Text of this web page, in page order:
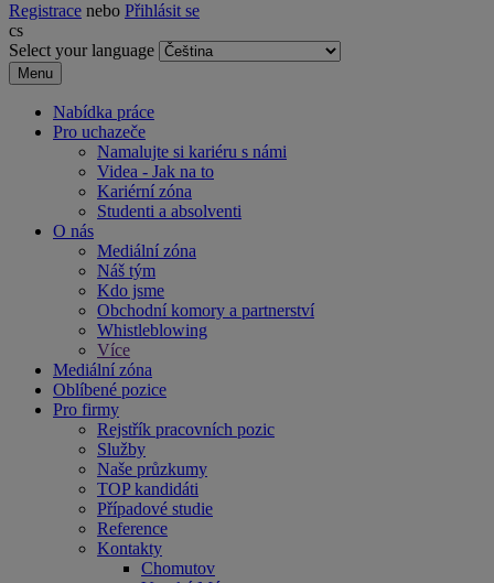
Registrace nebo Přihlásit se
cs
Select your language
Menu
Nabídka práce
Pro uchazeče
Namalujte si kariéru s námi
Videa - Jak na to
Kariérní zóna
Studenti a absolventi
O nás
Mediální zóna
Náš tým
Kdo jsme
Obchodní komory a partnerství
Whistleblowing
Více
Mediální zóna
Oblíbené pozice
Pro firmy
Rejstřík pracovních pozic
Služby
Naše průzkumy
TOP kandidáti
Případové studie
Reference
Kontakty
Chomutov